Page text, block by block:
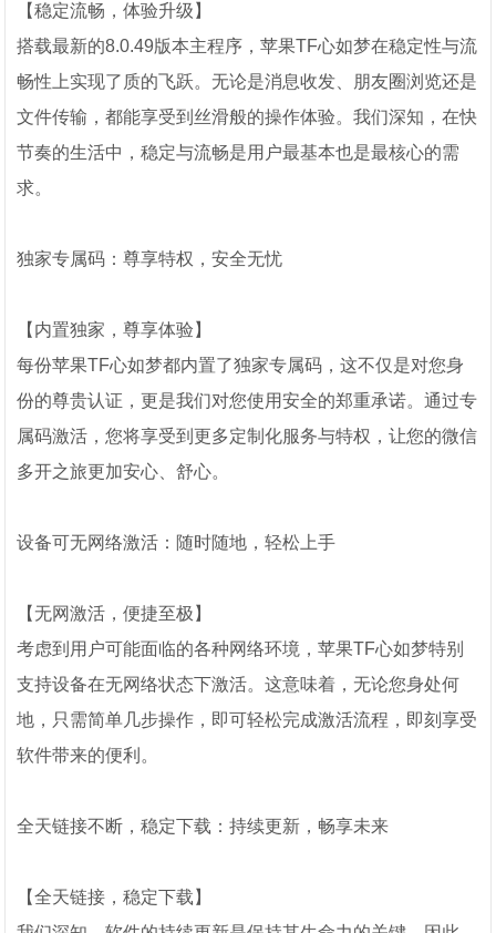
【稳定流畅，体验升级】
搭载最新的8.0.49版本主程序，苹果TF心如梦在稳定性与流
畅性上实现了质的飞跃。无论是消息收发、朋友圈浏览还是
文件传输，都能享受到丝滑般的操作体验。我们深知，在快
节奏的生活中，稳定与流畅是用户最基本也是最核心的需
求。
独家专属码：尊享特权，安全无忧
【内置独家，尊享体验】
每份苹果TF心如梦都内置了独家专属码，这不仅是对您身
份的尊贵认证，更是我们对您使用安全的郑重承诺。通过专
属码激活，您将享受到更多定制化服务与特权，让您的微信
多开之旅更加安心、舒心。
设备可无网络激活：随时随地，轻松上手
【无网激活，便捷至极】
考虑到用户可能面临的各种网络环境，苹果TF心如梦特别
支持设备在无网络状态下激活。这意味着，无论您身处何
地，只需简单几步操作，即可轻松完成激活流程，即刻享受
软件带来的便利。
全天链接不断，稳定下载：持续更新，畅享未来
【全天链接，稳定下载】